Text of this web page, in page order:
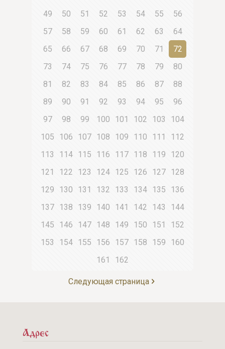
49
50 51 52 53 54 55
56
57
58 59 60 61 62 63
64
65
66 67 68 69 70 71
72
73
74 75 76 77 78 79
80
81
82 83 84 85 86 87
88
89
90 91 92 93 94 95
96
97
98 99 100 101 102 103
104
105
106 107 108 109 110 111
112
113
114 115 116 117 118 119
120
121
122 123 124 125 126 127 128
129
130 131 132 133 134 135
136
137 138 139 140 141 142 143
144
145
146 147 148 149 150 151
152
153
154 155 156 157 158 159
160
161
162
Следующая страница
Адрес